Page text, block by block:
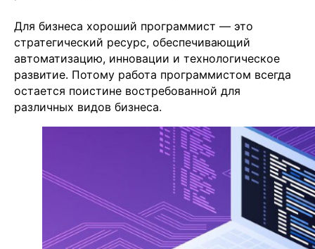
Для бизнеса хороший программист — это
стратегический ресурс, обеспечивающий
автоматизацию, инновации и технологическое
развитие. Потому работа программистом всегда
остается поистине востребованной для
различных видов бизнеса.